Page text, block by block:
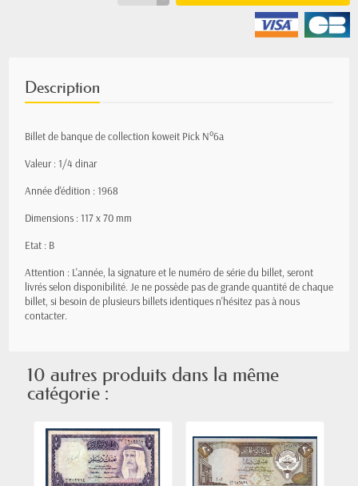
Description
Billet de banque de collection koweit Pick N°6a
Valeur : 1/4 dinar
Année d'édition : 1968
Dimensions : 117 x 70 mm
Etat : B
Attention : L'année, la signature et le numéro de série du billet, seront
livrés selon disponibilité. Je ne possède pas de grande quantité de chaque
billet, si besoin de plusieurs billets identiques n'hésitez pas à nous
contacter.
10 autres produits dans la même
catégorie :